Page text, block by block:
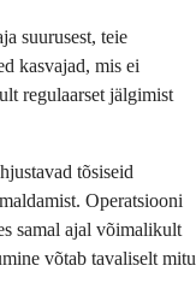
suurusest, teie
kasvajad, mis ei
regulaarset jälgimist
tõsiseid
Operatsiooni
samal ajal võimalikult
võtab tavaliselt mitu